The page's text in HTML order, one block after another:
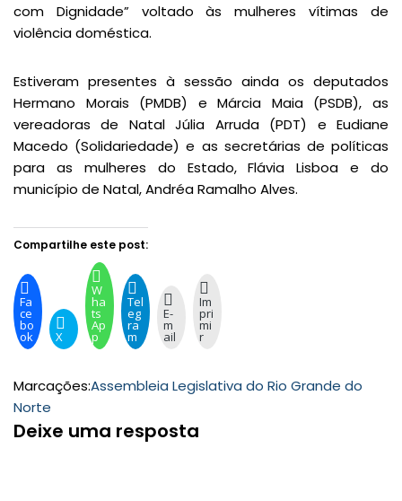
com Dignidade” voltado às mulheres vítimas de
violência doméstica.
Estiveram presentes à sessão ainda os deputados
Hermano Morais (PMDB) e Márcia Maia (PSDB), as
vereadoras de Natal Júlia Arruda (PDT) e Eudiane
Macedo (Solidariedade) e as secretárias de políticas
para as mulheres do Estado, Flávia Lisboa e do
município de Natal, Andréa Ramalho Alves.
Compartilhe este post:
Fa
ce
bo
ok X
W
ha
ts
Ap
p
Tel
eg
ra
m
E-
m
ail
Im
pri
mi
r
Marcações:Assembleia Legislativa do Rio Grande do
Norte
Deixe uma resposta